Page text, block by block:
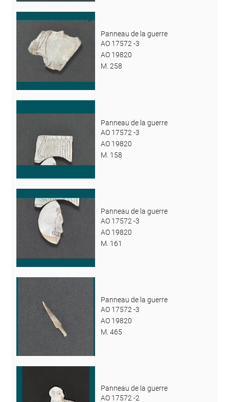
Panneau de la guerre
AO 17572 -3
AO 19820
M. 258
Panneau de la guerre
AO 17572 -3
AO 19820
M. 158
Panneau de la guerre
AO 17572 -3
AO 19820
M. 161
Panneau de la guerre
AO 17572 -3
AO 19820
M. 465
Panneau de la guerre
AO 17572 -2